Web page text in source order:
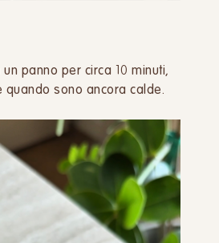
panno per circa 10 minuti,
quando sono ancora calde.